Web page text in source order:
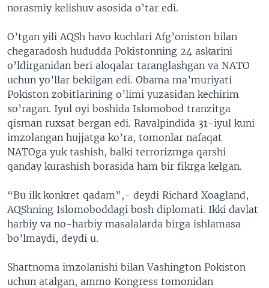
norasmiy kelishuv asosida o’tar edi.
O’tgan yili AQSh havo kuchlari Afg’oniston bilan
chegaradosh hududda Pokistonning 24 askarini
o’ldirganidan beri aloqalar taranglashgan va NATO
uchun yo’llar bekilgan edi. Obama ma’muriyati
Pokiston zobitlarining o’limi yuzasidan kechirim
so’ragan. Iyul oyi boshida Islomobod tranzitga
qisman ruxsat bergan edi. Ravalpindida 31-iyul kuni
imzolangan hujjatga ko’ra, tomonlar nafaqat
NATOga yuk tashish, balki terrorizmga qarshi
qanday kurashish borasida ham bir fikrga kelgan.
“Bu ilk konkret qadam”,- deydi Richard Xoagland,
AQShning Islomoboddagi bosh diplomati. Ikki davlat
harbiy va no-harbiy masalalarda birga ishlamasa
bo’lmaydi, deydi u.
Shartnoma imzolanishi bilan Vashington Pokiston
uchun atalgan, ammo Kongress tomonidan